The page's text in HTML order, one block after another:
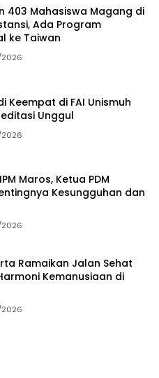
403 Mahasiswa Magang di
Ada Program
ke Taiwan
Keempat di FAI Unismuh
Unggul
Maros, Ketua PDM
Kesungguhan dan
Ramaikan Jalan Sehat
Kemanusiaan di